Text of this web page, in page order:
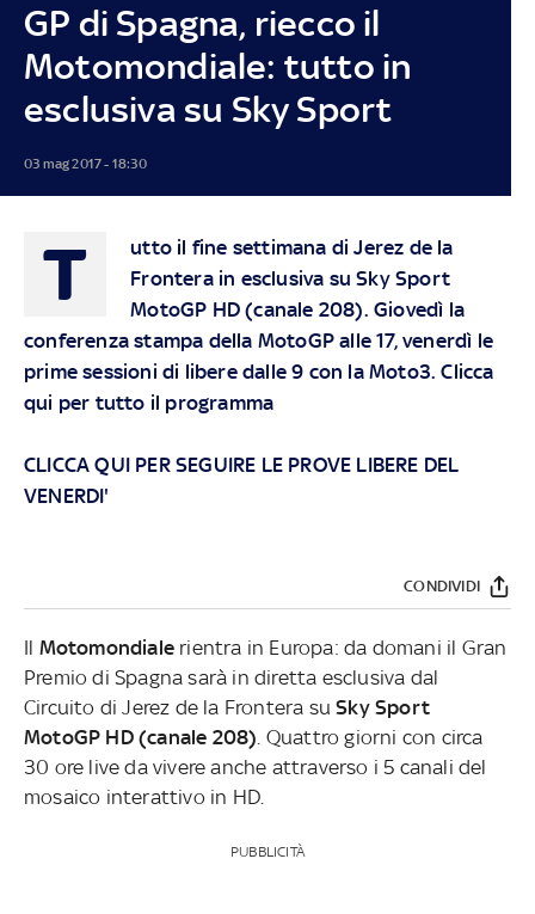
GP di Spagna, riecco il
Motomondiale: tutto in
esclusiva su Sky Sport
03 mag 2017 - 18:30
T utto il fine settimana diJerez de la
Fronterain esclusiva suSky Sport
MotoGP HD (canale 208). Giovedì la
conferenza stampa della MotoGP alle 17, venerdì le
prime sessioni di libere dalle 9 con la Moto3.Clicca
qui per tutto il programma
CLICCA QUI PER SEGUIRE LE PROVE LIBERE DEL
VENERDI'
CONDIVIDI
Il Motomondiale rientra in Europa: da domani il Gran
Premio di Spagna sarà in diretta esclusiva dal
Circuito di Jerez de la Frontera su Sky Sport
MotoGP HD (canale 208) . Quattro giorni con circa
30 ore live da vivere anche attraverso i 5 canali del
mosaico interattivo in HD.
PUBBLICITÀ